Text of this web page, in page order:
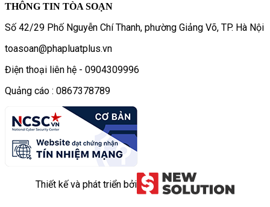
THÔNG TIN TÒA SOẠN
Số 42/29 Phố Nguyễn Chí Thanh, phường Giảng Võ, TP. Hà Nội
toasoan@phapluatplus.vn
Điện thoại liên hệ - 0904309996
Quảng cáo : 0867378789
Thiết kế và phát triển bởi